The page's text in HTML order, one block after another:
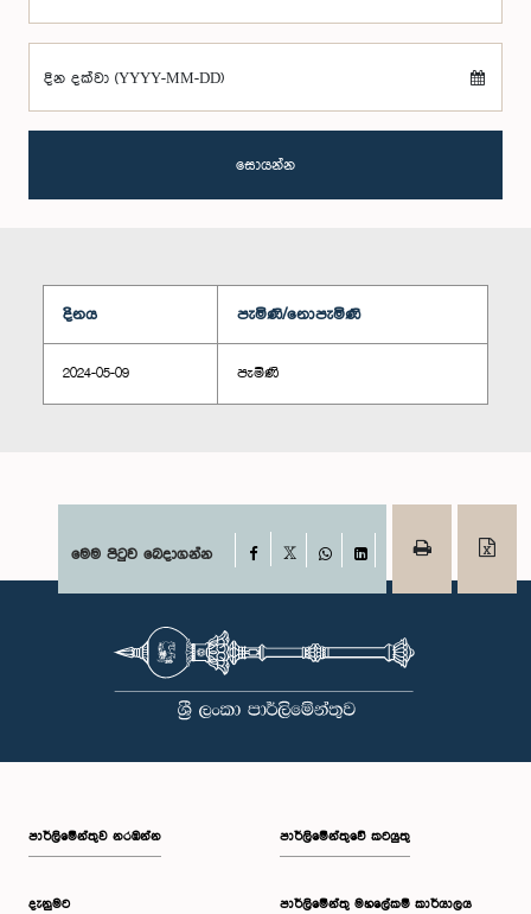
දින දක්වා (YYYY-MM-DD)
සොයන්න
දිනය පැමිණි/නොපැමිණි
2024-05-09 පැමිණි
මෙම පිටුව බෙදාගන්න Facebook
WhatsAppLinkedIn
පාර්ලි‌මේන්තුව නරඹන්න
දැනුමට
පාර්ලිමේන්තුවේ කටයුතු
පාර්ලිමේන්තු මහලේකම් කාර්යාලය